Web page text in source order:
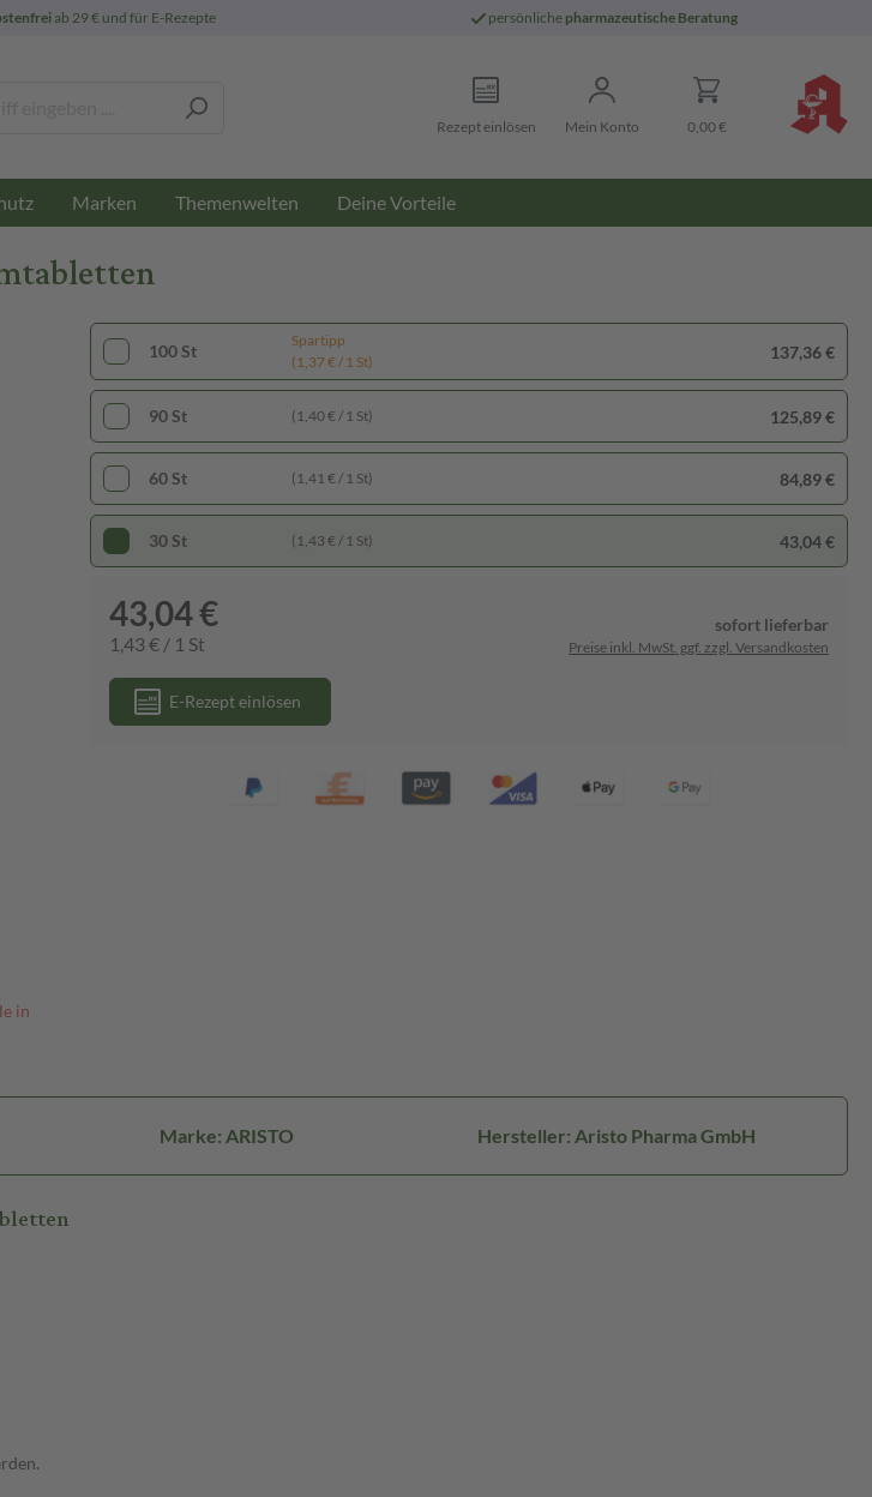
ab 29 € und für E-Rezepte persönliche pharmazeutische Beratung
Rezept einlösen Mein Konto 0,00 €
Marken Themenwelten Deine Vorteile
in
100 St
Spartipp
(1,37 € / 1 St)
137,36 €
90 St (1,40 € / 1 St) 125,89 €
60 St (1,41 € / 1 St) 84,89 €
30 St (1,43 € / 1 St) 43,04 €
43,04 €
1,43 € / 1 St
sofort lieferbar
Preise inkl. MwSt. ggf. zzgl. Versandkosten
E-Rezept einlösen
Marke: ARISTO Hersteller: Aristo Pharma GmbH